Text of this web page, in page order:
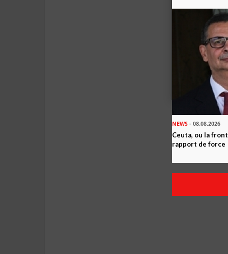
NEWS - 08.08.2026
Ceuta, ou la
rapport de force